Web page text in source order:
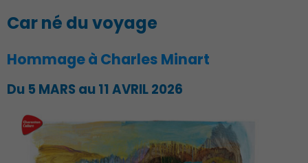
Famille
Car né du voyage
Hommage à Charles Minart
Du 5 MARS au 11 AVRIL 2026